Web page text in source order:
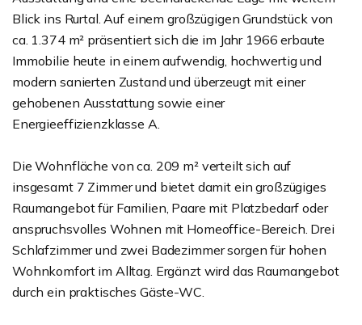
Blick ins Rurtal. Auf einem großzügigen Grundstück von
ca. 1.374 m² präsentiert sich die im Jahr 1966 erbaute
Immobilie heute in einem aufwendig, hochwertig und
modern sanierten Zustand und überzeugt mit einer
gehobenen Ausstattung sowie einer
Energieeffizienzklasse A.
Die Wohnfläche von ca. 209 m² verteilt sich auf
insgesamt 7 Zimmer und bietet damit ein großzügiges
Raumangebot für Familien, Paare mit Platzbedarf oder
anspruchsvolles Wohnen mit Homeoffice-Bereich. Drei
Schlafzimmer und zwei Badezimmer sorgen für hohen
Wohnkomfort im Alltag. Ergänzt wird das Raumangebot
durch ein praktisches Gäste-WC.